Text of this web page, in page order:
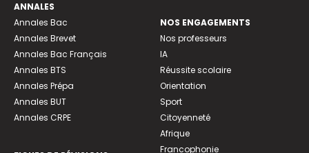
ANNALES
Annales Bac
Annales Brevet
Annales Bac Français
Annales BTS
Annales Prépa
Annales BUT
Annales CRPE
NOS ENGAGEMENTS
Nos professeurs
IA
Réussite scolaire
Orientation
Sport
Citoyenneté
Afrique
Francophonie